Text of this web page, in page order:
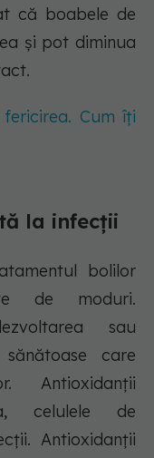
că boabele de
și pot diminua
Cum îți
la infecții
bolilor
de moduri.
sau
care
Antioxidanții
celulele de
Antioxidanții